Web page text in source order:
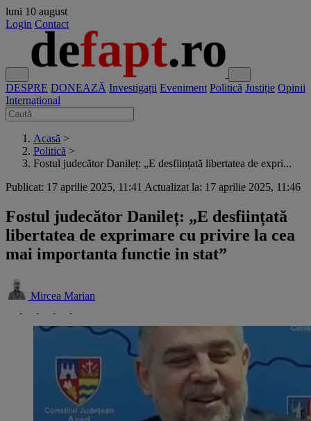
luni 10 august
Login Contact
DESPRE DONEAZĂ Investigații Eveniment Politică Justiție Opinii
Internațional
Acasă >
Politică >
Fostul judecător Danileț: „E desființată libertatea de expri...
Publicat: 17 aprilie 2025, 11:41 Actualizat la: 17 aprilie 2025, 11:46
Fostul judecător Danileț: „E desființată
libertatea de exprimare cu privire la cea
mai importanta functie in stat”
Mircea Marian